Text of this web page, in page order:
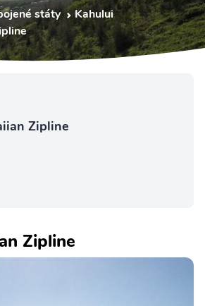
státy
Kahului
Zipline
Zipline